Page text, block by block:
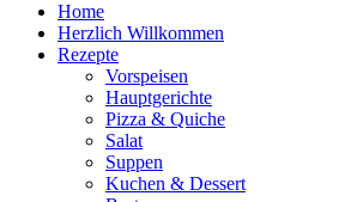
Home
Herzlich Willkommen
Rezepte
Vorspeisen
Hauptgerichte
Pizza & Quiche
Salat
Suppen
Kuchen & Dessert